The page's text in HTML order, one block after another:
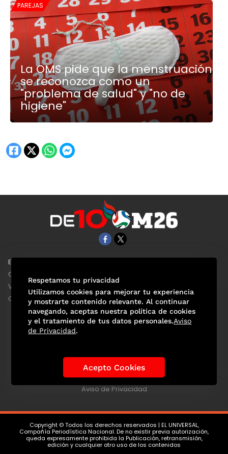
PAREJAS
La OMS pide que la menstruación
se reconozca como un
"problema de salud" y "no de
higiene"
EL UNIVERSAL
Clase
ViveUSA
Confabulario
Historia de los Mundiales Lo viral Anécdotas Mundialistas
Las Figuras Tendencias Directorio
Aviso de Privacidad
Copyright © Todos los derechos reservados | EL UNIVERSAL,
Compañía Periodística Nacional. De no existir previa autorización,
queda expresamente prohibida la Publicación, retransmisión,
edición y cualquier otro uso de los contenidos
Respetamos tu privacidad
Utilizamos cookies para mejorar tu experiencia
y mostrarte contenido relevante. Al continuar
navegando, aceptas nuestra política de cookies
y el tratamiento de tus datos personales.Aviso
de Privacidad.
Acepto Cookies